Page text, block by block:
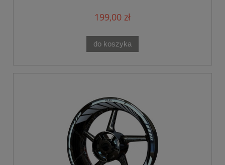
199,00 zł
do koszyka